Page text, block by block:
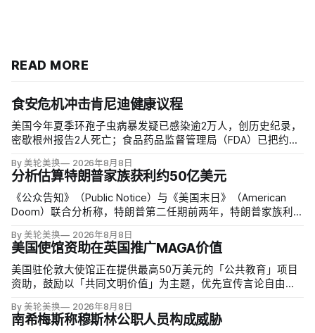
READ MORE
食安危机冲击肯尼迪健康议程
美国今年夏季环孢子虫病暴发疑已感染逾2万人，创历史纪录，
密歇根州报告2人死亡；食品药品监督管理局（FDA）已把约
来，但其余来源仍未查清。
By 美轮美换 2026年8月8日
分析估算特朗普家族获利约50亿美元
《公众告知》（Public Notice）与《美国末日》（American
Doom）联合分析称，特朗普第二任期前两年，特朗普家族利润
22.5亿美元、外国授权业务2025年收入6100万美元；
By 美轮美换 2026年8月8日
美国使馆资助在英国推广MAGA价值
美国驻伦敦大使馆正在提供最高50万美元的「公共教育」项目
资助，鼓励以「共同文明价值」为主题，优先宣传言论自由、
念。英国自由民主党议员丽莎·斯玛特（Lisa Smart）指责特朗
普政府用「MAGA资金」干预英国民主；
By 美轮美换 2026年8月8日
南希梅斯称穆斯林公职人员构成威胁